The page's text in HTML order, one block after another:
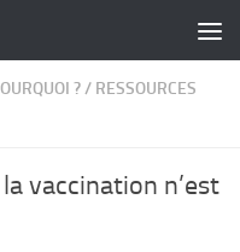
?/ RESSOURCES
vaccination n’est